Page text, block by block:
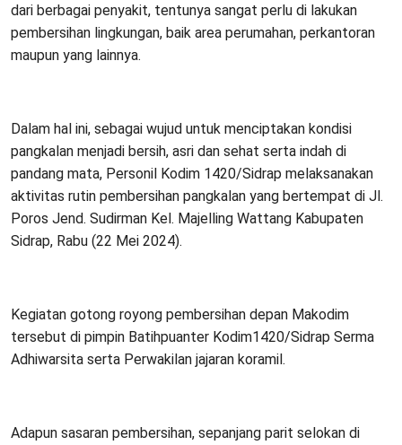
dari berbagai penyakit, tentunya sangat perlu di lakukan
pembersihan lingkungan, baik area perumahan, perkantoran
maupun yang lainnya.
Dalam hal ini, sebagai wujud untuk menciptakan kondisi
pangkalan menjadi bersih, asri dan sehat serta indah di
pandang mata, Personil Kodim 1420/Sidrap melaksanakan
aktivitas rutin pembersihan pangkalan yang bertempat di Jl.
Poros Jend. Sudirman Kel. Majelling Wattang Kabupaten
Sidrap, Rabu (22 Mei 2024).
Kegiatan gotong royong pembersihan depan Makodim
tersebut di pimpin Batihpuanter Kodim1420/Sidrap Serma
Adhiwarsita serta Perwakilan jajaran koramil.
Adapun sasaran pembersihan, sepanjang parit selokan di